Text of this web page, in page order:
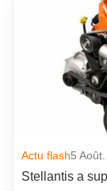
Actu flash5
Stellantis a